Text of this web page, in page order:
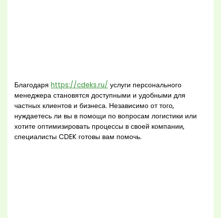
Благодаряhttps://cdeks.ru/ услуги персонального
менеджера становятся доступными и удобными для
частных клиентов и бизнеса. Независимо от того,
нуждаетесь ли вы в помощи по вопросам логистики или
хотите оптимизировать процессы в своей компании,
специалисты CDEK готовы вам помочь.